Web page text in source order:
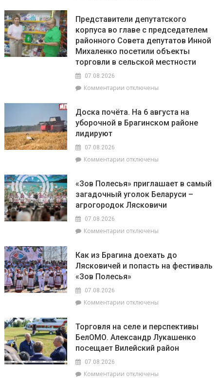
смотр-
конкурс
«Лучшая
придомовая
территория
на
8
августа:
Весы
сегодня
успешны
а
Рыбам
интуиции
Представители депутатского
корпуса во главе с председателем
районного Совета депутатов Инной
Михаленко посетили объекты
торговли в сельской местности
07.08.2026
Комментарии к
депутатского
корпуса
председателем
депутатов
Инной
Михаленко
торговли
сельской
местности
отключены
Доска почёта. На 6 августа на
уборочной в Брагинском районе
лидируют
07.08.2026
Комментарии к
почёта.
На
6
уборочной
районе
лидируют
отключены
«Зов Полесья» приглашает в самый
загадочный уголок Беларуси –
агрогородок Лясковичи
07.08.2026
Комментарии к
Полесья»
приглашает
в
уголок
агрогородок
Лясковичи
отключены
Как из Брагина доехать до
Лясковичей и попасть на фестиваль
«Зов Полесья»
07.08.2026
Комментарии к
из
Брагина
доехать
и
отключены
Торговля на селе и перспективы
БелОМО. Александр Лукашенко
посещает Вилейский район
07.08.2026
Комментарии котключены